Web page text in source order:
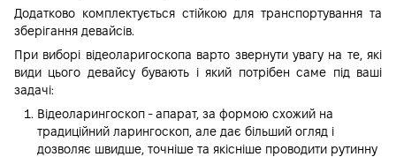
Додатково комплектується стійкою для транспортування та
зберігання девайсів.
При виборі відеоларигоскопа варто звернути увагу на те, які
види цього девайсу бувають і який потрібен саме під ваші
задачі:
Відеоларингоскоп - апарат, за формою схожий на
традиційний ларингоскоп, але дає більший огляд і
дозволяє швидше, точніше та якісніше проводити рутинну